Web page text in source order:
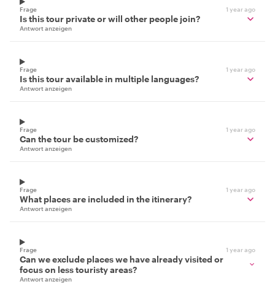
Frage 1 year ago
Is this tour private or will other people join?
Antwort anzeigen
Frage 1 year ago
Is this tour available in multiple languages?
Antwort anzeigen
Frage 1 year ago
Can the tour be customized?
Antwort anzeigen
Frage 1 year ago
What places are included in the itinerary?
Antwort anzeigen
Frage 1 year ago
Can we exclude places we have already visited or
focus on less touristy areas?
Antwort anzeigen